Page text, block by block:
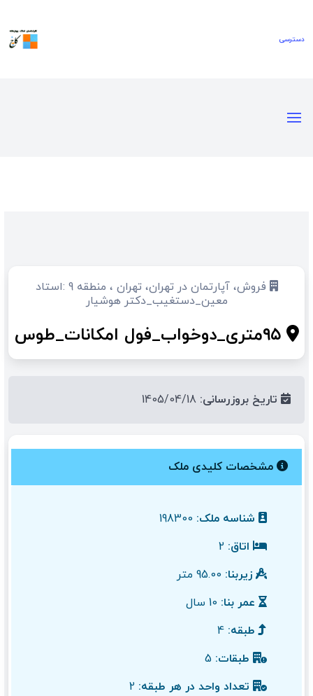
دسترسی‌
فروش، آپارتمان در تهران، تهران ، منطقه 9 :استاد
معین_دستغیب_دکتر هوشیار
۹۵متری_دوخواب_فول امکانات_طوس
تاریخ بروزرسانی:
مشخصات کلیدی ملک
شناسه ملک:
اتاق:
زیربنا:
عمر بنا:
طبقه:
طبقات:
تعداد واحد در هر طبقه: